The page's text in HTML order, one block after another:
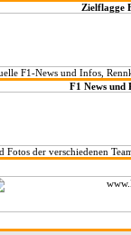
Zielflagge
F1-News und Infos,
F1 News und
Fotos der verschiedenen